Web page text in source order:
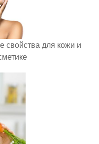
свойства для кожи и